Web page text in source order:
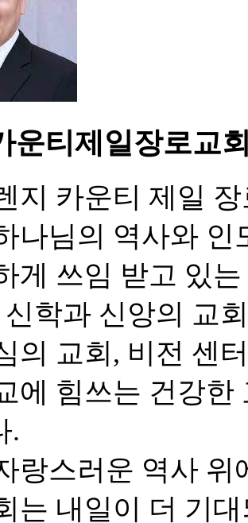
운티제일장로교
지 카운티 제일
나님의 역사와
게 쓰임 받고 있
학과 신앙의 교
의 교회, 비전 센
에 힘쓰는 건강한
.
랑스러운 역사
는 내일이 더 기